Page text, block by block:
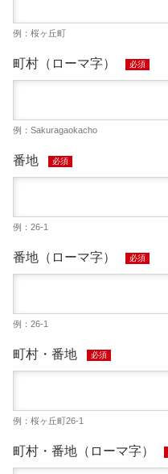
例：桜ヶ丘町
町村（ローマ字） 必須
例：Sakuragaokacho
番地 必須
例：26-1
番地（ローマ字） 必須
例：26-1
町村・番地 必須
例：桜ヶ丘町26-1
町村・番地（ローマ字）